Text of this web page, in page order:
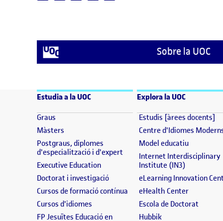
Sobre la UOC
Estudia a la UOC
Graus (s'obre en una finestra nova)
Màsters (s'obre en una finestra nova)
Postgraus, diplomes
d'especialització i d'expert(s'obre en una finestra nova)
Executive Education(s'obre en una finestra nova)
Doctorat i investigació(s'obre en una finestra nova)
Cursos de formació contínua (s'obre en una finestra nova)
Cursos d'idiomes (s'obre en una finestra nova)
FP Jesuïtes Educació en
Explora la UOC
Estudis [àrees docents]
Centre d'Idiomes
Model educatiu(s'obre en
Internet Interdisciplinary
Institute (IN3)(s'obre en
eLearning Innovation
eHealth Center(s'obre en
Escola de Doctorat(s'obre
Hubbik(s'obre en una